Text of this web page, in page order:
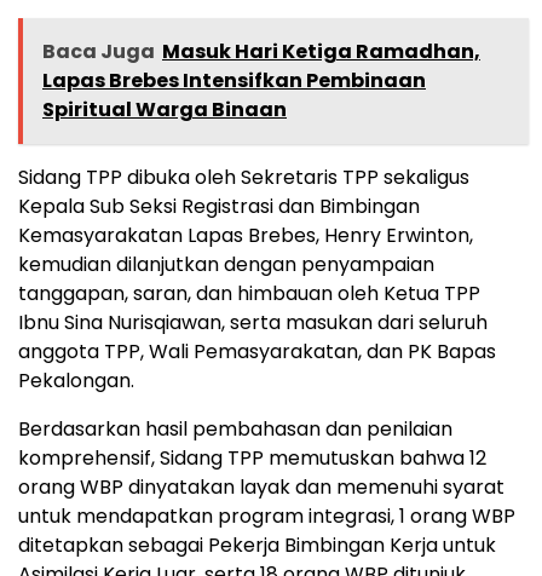
Baca Juga Masuk Hari Ketiga Ramadhan,
Lapas Brebes Intensifkan Pembinaan
Spiritual Warga Binaan
Sidang TPP dibuka oleh Sekretaris TPP sekaligus
Kepala Sub Seksi Registrasi dan Bimbingan
Kemasyarakatan Lapas Brebes, Henry Erwinton,
kemudian dilanjutkan dengan penyampaian
tanggapan, saran, dan himbauan oleh Ketua TPP
Ibnu Sina Nurisqiawan, serta masukan dari seluruh
anggota TPP, Wali Pemasyarakatan, dan PK Bapas
Pekalongan.
Berdasarkan hasil pembahasan dan penilaian
komprehensif, Sidang TPP memutuskan bahwa 12
orang WBP dinyatakan layak dan memenuhi syarat
untuk mendapatkan program integrasi, 1 orang WBP
ditetapkan sebagai Pekerja Bimbingan Kerja untuk